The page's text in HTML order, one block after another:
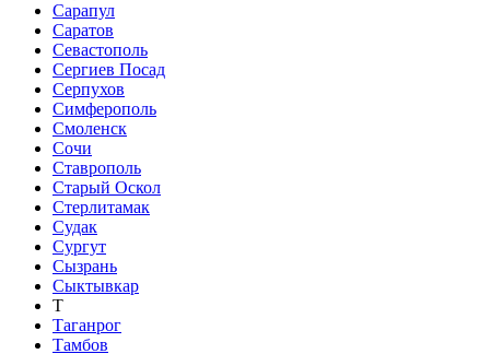
Сарапул
Саратов
Севастополь
Сергиев Посад
Серпухов
Симферополь
Смоленск
Сочи
Ставрополь
Старый Оскол
Стерлитамак
Судак
Сургут
Сызрань
Сыктывкар
Т
Таганрог
Тамбов